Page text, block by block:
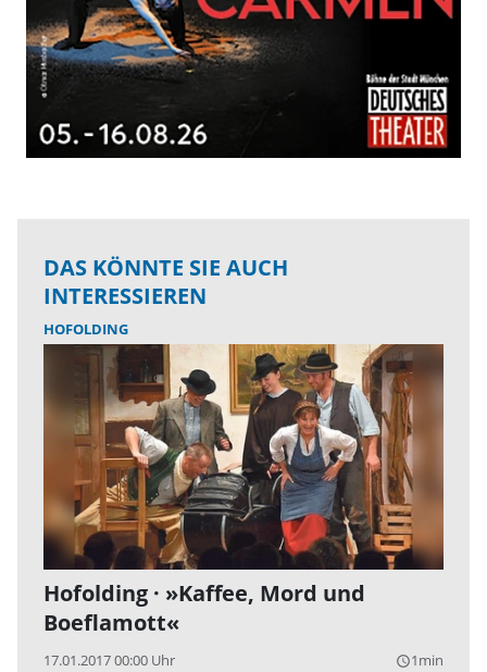
DAS KÖNNTE SIE AUCH
INTERESSIEREN
HOFOLDING
Hofolding · »Kaffee, Mord und
Boeflamott«
17.01.2017 00:00 Uhr query_builder1min